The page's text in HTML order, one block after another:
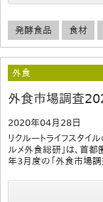
発酵食品 食材
外食
外食市場調査
2020年04月28日
リクルートライフスタイ
ルメ外食総研」は、首
年3月度の「外食市場調